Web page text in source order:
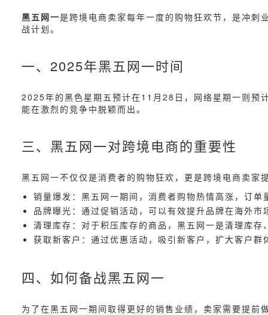
黑五网一是跨境电商卖家每年一度的购物狂欢节，是冲
战计划。
一、2025年黑五网一时间
2025年的黑色星期五预计在11月28日，网络星期一则预
能在激烈的竞争中脱颖而出。
三、黑五网一对跨境电商的重要性
黑五网一不仅仅是消费者的购物狂欢，更是跨境电商卖家
销量爆发：黑五网一期间，消费者购物热情高涨，订
品牌曝光：通过促销活动，可以有效提升品牌在海外市
清理库存：对于积压库存的商品，黑五网一是清理库存
获取新客户：通过优惠活动，吸引新客户，扩大客户群
四、如何备战黑五网一
为了在黑五网一期间取得更好的销售业绩，卖家需要提前